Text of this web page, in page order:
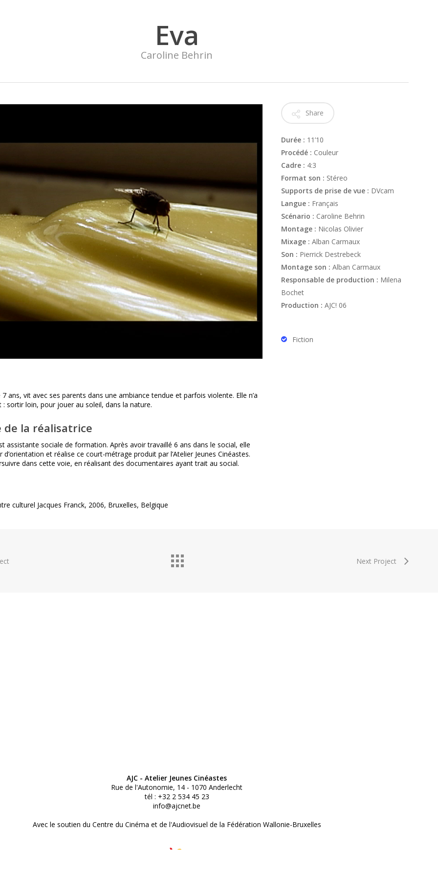
Eva
Caroline Behrin
ans, vit avec ses parents dans une ambiance tendue et parfois violente. Elle n’a
: sortir loin, pour jouer au soleil, dans la nature.
de la réalisatrice
assistante sociale de formation. Après avoir travaillé 6 ans dans le social, elle
d’orientation et réalise ce court-métrage produit par l’Atelier Jeunes Cinéastes.
dans cette voie, en réalisant des documentaires ayant trait au social.
culturel Jacques Franck, 2006, Bruxelles, Belgique
Share
Durée : 11’10
Procédé : Couleur
Cadre : 4:3
Format son : Stéreo
Supports de prise de vue : DVcam
Langue : Français
Scénario : Caroline Behrin
Montage : Nicolas Olivier
Mixage : Alban Carmaux
Son : Pierrick Destrebeck
Montage son : Alban Carmaux
Responsable de production : Milena
Bochet
Production : AJC! 06
Fiction
Next Project
AJC - Atelier Jeunes Cinéastes
Rue de l'Autonomie, 14 - 1070 Anderlecht
tél : +32 2 534 45 23
info@ajcnet.be
Avec le soutien du Centre du Cinéma et de l'Audiovisuel de la Fédération Wallonie-Bruxelles